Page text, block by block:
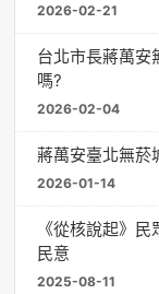
2026-02-21
台北市長蔣萬安
嗎?
2026-02-04
蔣萬安臺北無菸
2026-01-14
《從核說起》
民意
2025-08-11